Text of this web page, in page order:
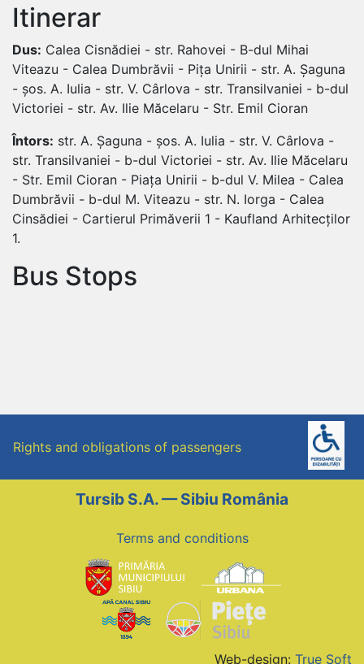
Itinerar
Dus: Calea Cisnădiei - str. Rahovei - B-dul Mihai
Viteazu - Calea Dumbrăvii - Pița Unirii - str. A. Șaguna
- șos. A. Iulia - str. V. Cârlova - str. Transilvaniei - b-dul
Victoriei - str. Av. Ilie Măcelaru - Str. Emil Cioran
Întors: str. A. Șaguna - șos. A. Iulia - str. V. Cârlova -
str. Transilvaniei - b-dul Victoriei - str. Av. Ilie Măcelaru
- Str. Emil Cioran - Piața Unirii - b-dul V. Milea - Calea
Dumbrăvii - b-dul M. Viteazu - str. N. Iorga - Calea
Cinsădiei - Cartierul Primăverii 1 - Kaufland Arhitecților
1.
Bus Stops
Rights and obligations of passengers
Tursib S.A. — Sibiu România
Terms and conditions
Web-design: True Soft